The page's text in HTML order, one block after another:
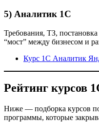
5) Аналитик 1С
Требования, ТЗ,
“мост” между бизнесом и
Курс 1С Аналитик
Рейтинг курсов
Ниже — подборка курсов
программы, которые